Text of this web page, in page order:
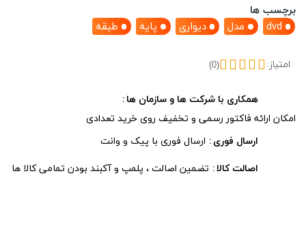
برچسب ها
dvd
مدل دیواری پایه طبقه
امتیاز: (0)
همکاری با شرکت ها و سازمان ها
امکان ارائه فاکتور رسمی و تخفیف روی خرید تعدادی
ارسال فوری ارسال فوری با پیک و وانت
اصالت کالا تضمین اصالت ، پلمپ و آکبند بودن تمامی کالا ها